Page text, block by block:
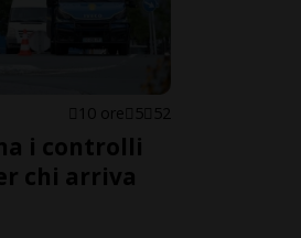
10 ore 5 52
i controlli
chi arriva